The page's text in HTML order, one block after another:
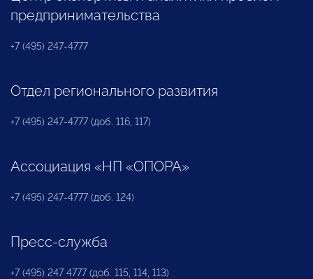
предпринимательства
+7 (495) 247-4777
Отдел регионального развития
+7 (495) 247-4777 (доб. 116, 117)
Ассоциация «НП «ОПОРА»
+7 (495) 247-4777 (доб. 124)
Пресс-служба
+7 (495) 247 4777 (доб. 115, 114, 113)